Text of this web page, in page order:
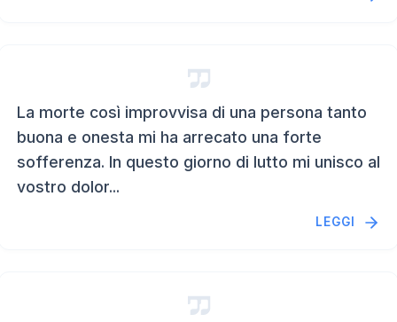
La morte così improvvisa di una persona tanto
buona e onesta mi ha arrecato una forte
sofferenza. In questo giorno di lutto mi unisco al
vostro dolor...
LEGGI